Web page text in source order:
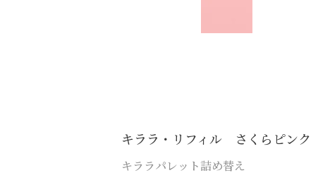
キララ・リフィル さくらピンク
キララパレット詰め替え